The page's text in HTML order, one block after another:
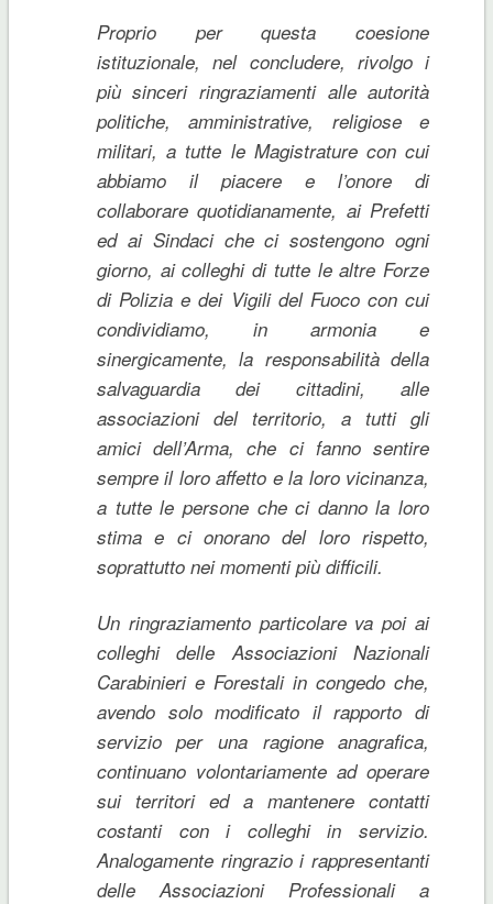
Proprio per questa coesione
istituzionale, nel concludere, rivolgo i
più sinceri ringraziamenti alle autorità
politiche, amministrative, religiose e
militari, a tutte le Magistrature con cui
abbiamo il piacere e l’onore di
collaborare quotidianamente, ai Prefetti
ed ai Sindaci che ci sostengono ogni
giorno, ai colleghi di tutte le altre Forze
di Polizia e dei Vigili del Fuoco con cui
condividiamo, in armonia e
sinergicamente, la responsabilità della
salvaguardia dei cittadini, alle
associazioni del territorio, a tutti gli
amici dell’Arma, che ci fanno sentire
sempre il loro affetto e la loro vicinanza,
a tutte le persone che ci danno la loro
stima e ci onorano del loro rispetto,
soprattutto nei momenti più difficili.
Un ringraziamento particolare va poi ai
colleghi delle Associazioni Nazionali
Carabinieri e Forestali in congedo che,
avendo solo modificato il rapporto di
servizio per una ragione anagrafica,
continuano volontariamente ad operare
sui territori ed a mantenere contatti
costanti con i colleghi in servizio.
Analogamente ringrazio i rappresentanti
delle Associazioni Professionali a